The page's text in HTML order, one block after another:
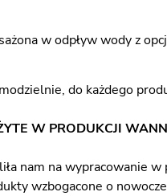
w odpływ wody z
do każdego
W PRODUKCJI
nam na wypracowanie
wzbogacone o